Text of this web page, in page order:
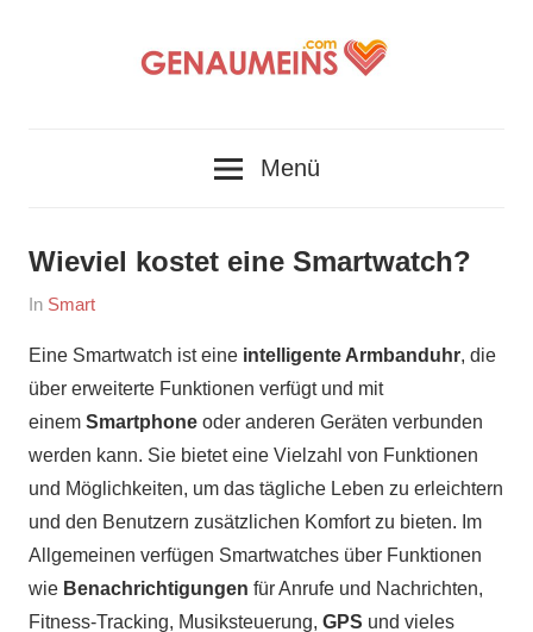
Menü
Wieviel kostet eine Smartwatch?
Am
Von
In Smart
Eine Smartwatch ist eine intelligente Armbanduhr, die
über erweiterte Funktionen verfügt und mit
einem Smartphone oder anderen Geräten verbunden
werden kann. Sie bietet eine Vielzahl von Funktionen
und Möglichkeiten, um das tägliche Leben zu erleichtern
und den Benutzern zusätzlichen Komfort zu bieten. Im
Allgemeinen verfügen Smartwatches über Funktionen
wie Benachrichtigungen für Anrufe und Nachrichten,
Fitness-Tracking, Musiksteuerung, GPS und vieles